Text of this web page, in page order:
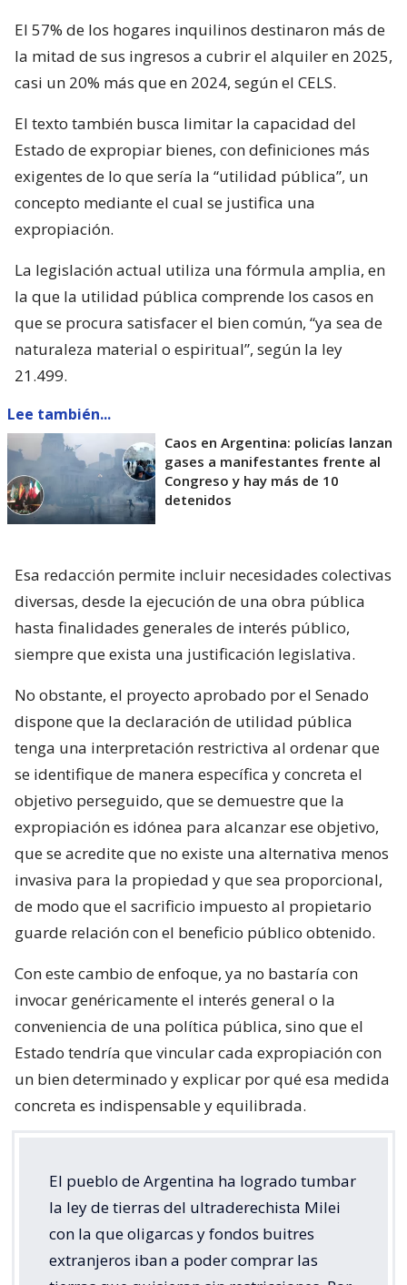
El 57% de los hogares inquilinos destinaron más de
la mitad de sus ingresos a cubrir el alquiler en 2025,
casi un 20% más que en 2024, según el CELS.
El texto también busca limitar la capacidad del
Estado de expropiar bienes, con definiciones más
exigentes de lo que sería la “utilidad pública”, un
concepto mediante el cual se justifica una
expropiación.
La legislación actual utiliza una fórmula amplia, en
la que la utilidad pública comprende los casos en
que se procura satisfacer el bien común, “ya sea de
naturaleza material o espiritual”, según la ley
21.499.
Lee también...
Caos en Argentina: policías lanzan
gases a manifestantes frente al
Congreso y hay más de 10
detenidos
Esa redacción permite incluir necesidades colectivas
diversas, desde la ejecución de una obra pública
hasta finalidades generales de interés público,
siempre que exista una justificación legislativa.
No obstante, el proyecto aprobado por el Senado
dispone que la declaración de utilidad pública
tenga una interpretación restrictiva al ordenar que
se identifique de manera específica y concreta el
objetivo perseguido, que se demuestre que la
expropiación es idónea para alcanzar ese objetivo,
que se acredite que no existe una alternativa menos
invasiva para la propiedad y que sea proporcional,
de modo que el sacrificio impuesto al propietario
guarde relación con el beneficio público obtenido.
Con este cambio de enfoque, ya no bastaría con
invocar genéricamente el interés general o la
conveniencia de una política pública, sino que el
Estado tendría que vincular cada expropiación con
un bien determinado y explicar por qué esa medida
concreta es indispensable y equilibrada.
El pueblo de Argentina ha logrado tumbar
la ley de tierras del ultraderechista Milei
con la que oligarcas y fondos buitres
extranjeros iban a poder comprar las